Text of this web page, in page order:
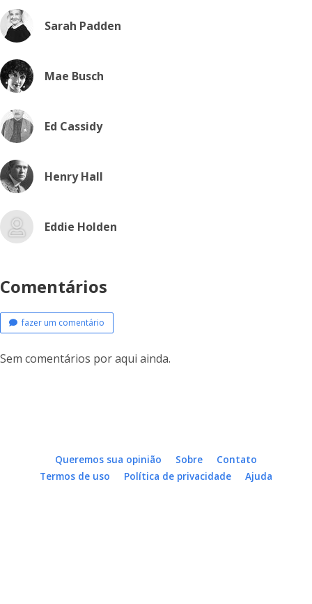
Sarah Padden
Mae Busch
Ed Cassidy
Henry Hall
Eddie Holden
Comentários
fazer um comentário
Sem comentários por aqui ainda.
Queremos sua opinião Sobre
Contato
Termos de uso
Política de privacidade Ajuda